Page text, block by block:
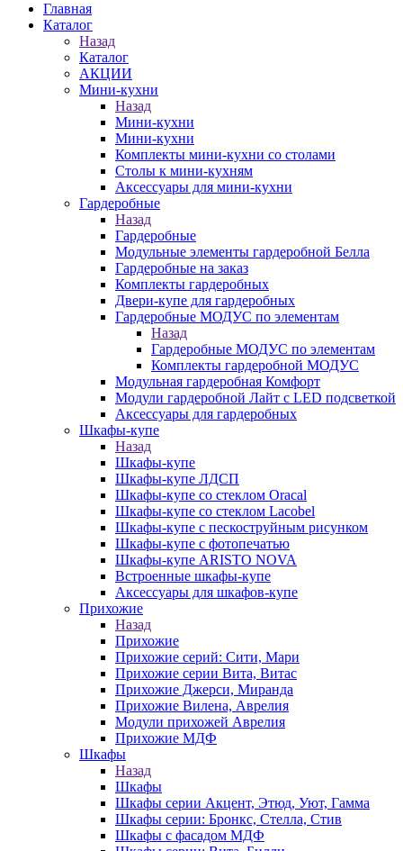
Главная
Каталог
Назад
Каталог
АКЦИИ
Мини-кухни
Назад
Мини-кухни
Мини-кухни
Комплекты мини-кухни со столами
Столы к мини-кухням
Аксессуары для мини-кухни
Гардеробные
Назад
Гардеробные
Модульные элементы гардеробной Белла
Гардеробные на заказ
Комплекты гардеробных
Двери-купе для гардеробных
Гардеробные МОДУС по элементам
Назад
Гардеробные МОДУС по элементам
Комплекты гардеробной МОДУС
Модульная гардеробная Комфорт
Модули гардеробной Лайт с LED подсветкой
Аксессуары для гардеробных
Шкафы-купе
Назад
Шкафы-купе
Шкафы-купе ЛДСП
Шкафы-купе со стеклом Oracal
Шкафы-купе со стеклом Lacobel
Шкафы-купе с пескоструйным рисунком
Шкафы-купе с фотопечатью
Шкафы-купе ARISTO NOVA
Встроенные шкафы-купе
Аксессуары для шкафов-купе
Прихожие
Назад
Прихожие
Прихожие серий: Сити, Мари
Прихожие серии Вита, Витас
Прихожие Джерси, Миранда
Прихожие Вилена, Аврелия
Модули прихожей Аврелия
Прихожие МДФ
Шкафы
Назад
Шкафы
Шкафы серии Акцент, Этюд, Уют, Гамма
Шкафы серии: Бронкс, Стелла, Стив
Шкафы с фасадом МДФ